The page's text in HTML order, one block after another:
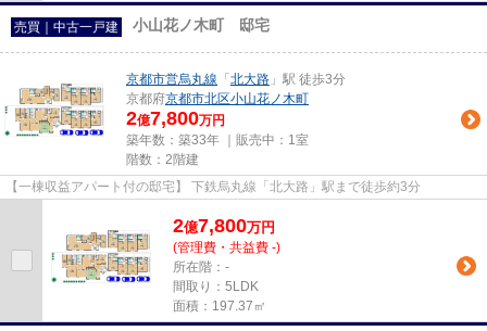
売買｜中古一戸建 小山花ノ木町 邸宅
京都市営烏丸線 「 北大路 」駅 徒歩3分
京都府京都市北区小山花ノ木町
2億7,800万円
築年数：築33年 ｜販売中： 1室
階数：2階建
【一棟収益アパート付の邸宅】 下鉄烏丸線「北大路」駅まで徒歩約3分
2億7,800万円
(管理費・共益費 -)
所在階：-
間取り：5LDK
面積：197.37㎡